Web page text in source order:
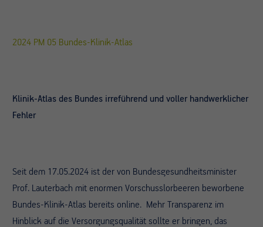
2024 PM 05 Bundes-Klinik-Atlas
Klinik-Atlas des Bundes irreführend und voller handwerklicher
Fehler
Seit dem 17.05.2024 ist der von Bundesgesundheitsminister
Prof. Lauterbach mit enormen Vorschusslorbeeren beworbene
Bundes-Klinik-Atlas bereits online. Mehr Transparenz im
Hinblick auf die Versorgungsqualität sollte er bringen, das